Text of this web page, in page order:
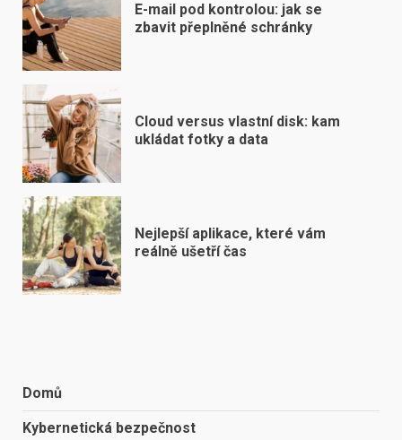
E-mail pod kontrolou: jak se
zbavit přeplněné schránky
Cloud versus vlastní disk: kam
ukládat fotky a data
Nejlepší aplikace, které vám
reálně ušetří čas
Domů
Kybernetická bezpečnost